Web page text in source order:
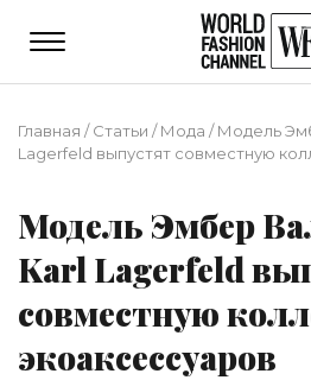
Главная /Статьи /Мода /Модель
Lagerfeld выпустят совместную
Модель Эмбер
Karl Lagerfeld
совместную
экоаксессуаров